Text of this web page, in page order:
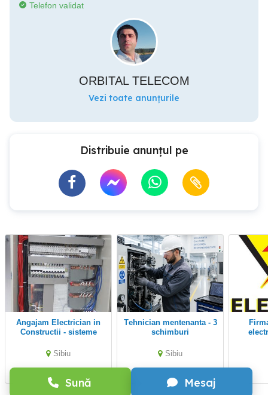
Sună Mesaj
Telefon validat
ORBITAL TELECOM
Vezi toate anunțurile
Distribuie anunțul pe
Angajam Electrician in
Constructii - sisteme
Sibiu
Tehnician mentenanta - 3
schimburi
Sibiu
Firma de instalatii